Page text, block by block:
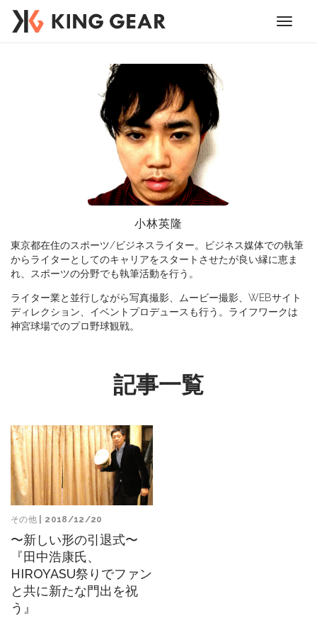
Toggle
小林英隆
東京都在住のスポーツ/ビジネスライター。ビジネス媒体での執筆
からライターとしてのキャリアをスタートさせたが良い縁に恵ま
れ、スポーツの分野でも執筆活動を行う。
ライター業と並行しながら写真撮影、ムービー撮影、WEBサイト
ディレクション、イベントプロデュースも行う。ライフワークは
神宮球場でのプロ野球観戦。
記事一覧
その他 | 2018/12/20
〜新しい形の引退式〜
『田中浩康氏、
HIROYASU祭りでファン
と共に新たな門出を祝
う』